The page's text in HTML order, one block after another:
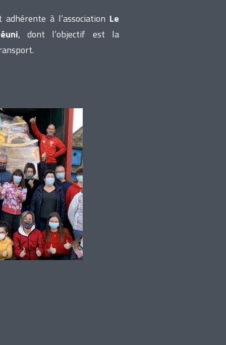
à l’association Le
, dont l’objectif est la